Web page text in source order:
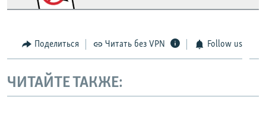
Поделиться Читать без VPN Follow us
ЧИТАЙТЕ ТАКЖЕ: